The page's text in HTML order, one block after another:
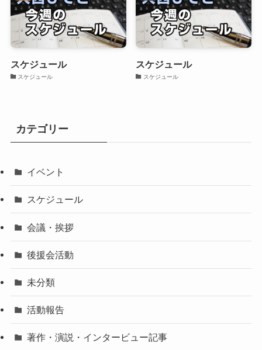
スケジュール
スケジュール
スケジュール
スケジュール
カテゴリー
イベント
スケジュール
会議・挨拶
後援会活動
未分類
活動報告
著作・演説・インタービュー記事